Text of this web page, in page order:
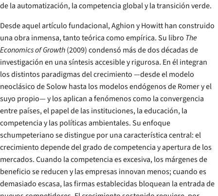
de la automatización, la competencia global y la transición verde.
Desde aquel artículo fundacional, Aghion y Howitt han construido
una obra inmensa, tanto teórica como empírica. Su libro The
Economics of Growth(2009) condensó más de dos décadas de
investigación en una síntesis accesible y rigurosa. En él integran
los distintos paradigmas del crecimiento —desde el modelo
neoclásico de Solow hasta los modelos endógenos de Romer y el
suyo propio— y los aplican a fenómenos como la convergencia
entre países, el papel de las instituciones, la educación, la
competencia y las políticas ambientales. Su enfoque
schumpeteriano se distingue por una característica central: el
crecimiento depende del grado de competencia y apertura de los
mercados. Cuando la competencia es excesiva, los márgenes de
beneficio se reducen y las empresas innovan menos; cuando es
demasiado escasa, las firmas establecidas bloquean la entrada de